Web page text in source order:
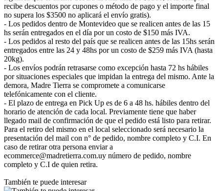
recibe descuentos por cupones o método de pago y el importe final
no supera los $3500 no aplicará el envío gratis).
- Los pedidos dentro de Montevideo que se realicen antes de las 15
hs serán entregados en el día por un costo de $150 más IVA.
- Los pedidos al resto del país que se realicen antes de las 15hs serán
entregados entre las 24 y 48hs por un costo de $259 más IVA (hasta
20kg).
- Los envíos podrán retrasarse como excepción hasta 72 hs hábiles
por situaciones especiales que impidan la entrega del mismo. Ante la
demora, Madre Tierra se compromete a comunicarse
telefónicamente con el cliente.
- El plazo de entrega en Pick Up es de 6 a 48 hs. hábiles dentro del
horario de atención de cada local. Previamente tiene que haber
llegado mail de confirmación de que el pedido está listo para retirar.
Para el retiro del mismo en el local seleccionado será necesario la
presentación del mail con n° de pedido, nombre completo y C.I. En
caso de retirar otra persona enviar a
ecommerce@madretierra.com.uy número de pedido, nombre
completo y C.I de quien retira.
También te puede interesar